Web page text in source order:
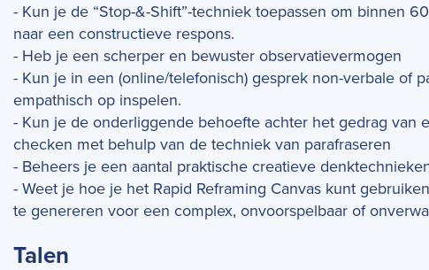
- Kun je de “Stop-&-Shift”-techniek toepassen om binnen
naar een constructieve respons.
- Heb je een scherper en bewuster observatievermogen
- Kun je in een (online/telefonisch) gesprek non-verbale of
empathisch op inspelen.
- Kun je de onderliggende behoefte achter het gedrag van
checken met behulp van de techniek van parafraseren
- Beheers je een aantal praktische creatieve
- Weet je hoe je het Rapid Reframing Canvas kunt
te genereren voor een complex, onvoorspelbaar of
Talen